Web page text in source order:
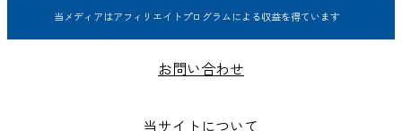
当メディアはアフィリエイトプログラムによる収益を得ています
お問い合わせ
当サイトについて